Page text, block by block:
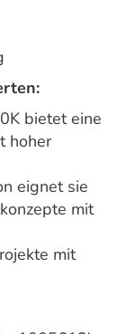
bietet eine
hoher
eignet sie
mit
mit